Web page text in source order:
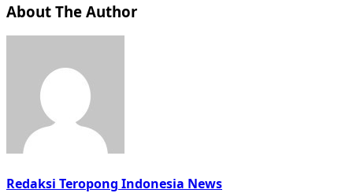
About The Author
Redaksi Teropong Indonesia News